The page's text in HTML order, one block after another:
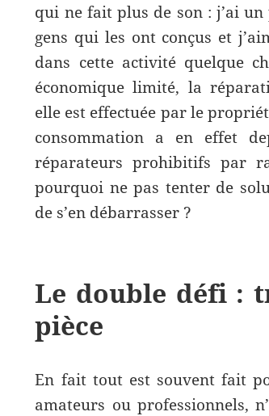
qui ne fait plus de son : j’ai
gens qui les ont conçus et
dans cette activité quelque
économique limité, la
elle est effectuée par le
consommation a en effet
réparateurs prohibitifs par
pourquoi ne pas tenter de
de s’en débarrasser ?
Le double défi :
pièce
En fait tout est souvent fait
amateurs ou professionnels,